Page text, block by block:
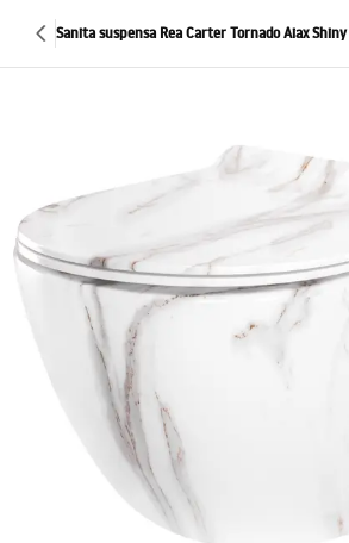
Sanita suspensa Rea Carter Tornado Aiax Shiny